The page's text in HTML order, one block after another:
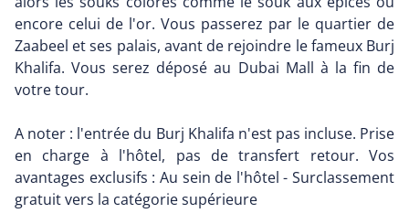
encore celui de l'or. Vous passerez par le quartier de
Zaabeel et ses palais, avant de rejoindre le fameux Burj
Khalifa. Vous serez déposé au Dubai Mall à la fin de
votre tour.
A noter : l'entrée du Burj Khalifa n'est pas incluse. Prise
en charge à l'hôtel, pas de transfert retour. Vos
avantages exclusifs : Au sein de l'hôtel - Surclassement
gratuit vers la catégorie supérieure